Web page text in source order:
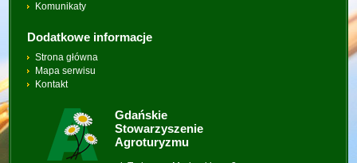
Komunikaty
Dodatkowe informacje
Strona główna
Mapa serwisu
Kontakt
Gdańskie
Stowarzyszenie
Agroturyzmu